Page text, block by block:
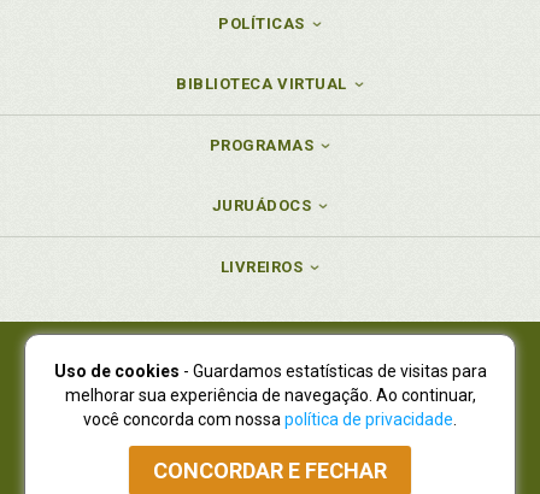
POLÍTICAS
BIBLIOTECA VIRTUAL
PROGRAMAS
JURUÁDOCS
LIVREIROS
Juruá Editora Ltda., CNPJ 77.535.508/0001-19
Juruá Informática Ltda., CNPJ 01.701.561/0001-80
NOVO ENDEREÇO:R. Flávio Dallegrave, 7665, São Lourenço |
Curitiba - Paraná - CEP 82210-310
Atendimento: (41) 4009-3900|Vendas Atacado: (41) 4009-3939
Uso de cookies - Guardamos estatísticas de visitas para
melhorar sua experiência de navegação. Ao continuar,
você concorda com nossa política de privacidade
CONCORDAR E FECHAR